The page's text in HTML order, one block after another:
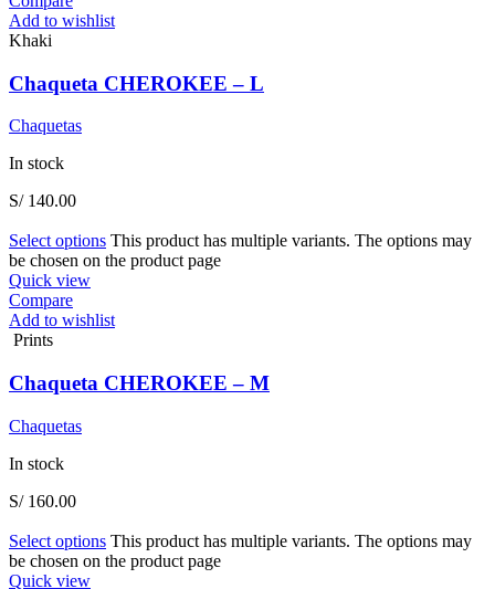
Add to wishlist
Khaki
Chaqueta CHEROKEE – L
Chaquetas
In stock
S/140.00
Select options This product has multiple variants. The options may
be chosen on the product page
Quick view
Compare
Add to wishlist
Prints
Chaqueta CHEROKEE – M
Chaquetas
In stock
S/160.00
Select options This product has multiple variants. The options may
be chosen on the product page
Quick view